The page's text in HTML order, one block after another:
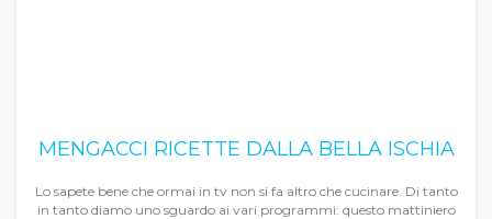
MENGACCI RICETTE DALLA BELLA ISCHIA
Lo sapete bene che ormai in tv non si fa altro che cucinare. Di tanto
in tanto diamo uno sguardo ai vari programmi: questo mattiniero